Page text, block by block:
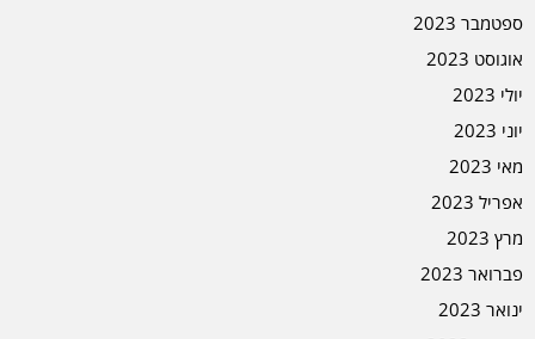
ספטמבר 2023
אוגוסט 2023
יולי 2023
יוני 2023
מאי 2023
אפריל 2023
מרץ 2023
פברואר 2023
ינואר 2023